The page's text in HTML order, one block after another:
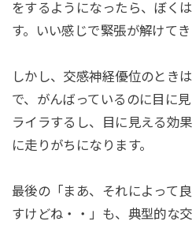
をするようになったら、ぼく
す。いい感じで緊張が解けてき
しかし、交感神経優位のとき
で、がんばっているのに目に
ライラするし、目に見える効
に走りがちになります。
最後の「まあ、それによって
すけどね・・」も、典型的な